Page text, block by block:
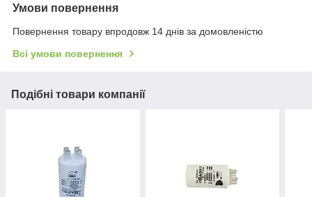
Умови повернення
Повернення товару впродовж 14 днів за домовленістю
Всі умови повернення
Подібні товари компанії